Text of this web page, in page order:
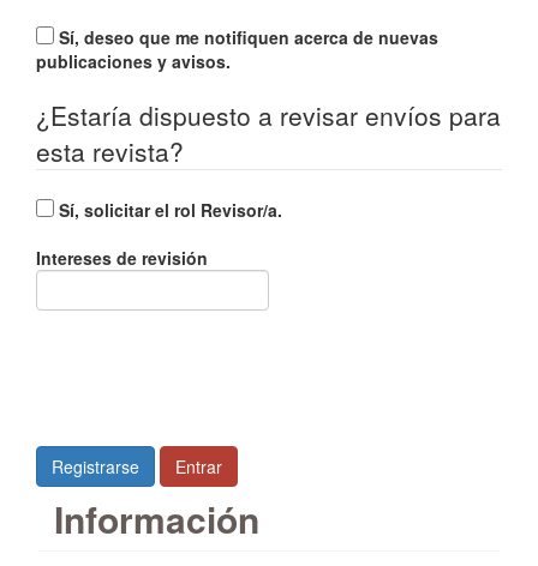
publicaciones y avisos.
¿Estaría dispuesto a revisar envíos para
esta revista?
Sí, solicitar el rol Revisor/a.
Intereses de revisión
Registrarse Entrar
Información